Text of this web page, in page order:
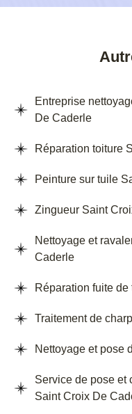
Entreprise
De Caderle
Réparation toiture
Peinture sur tuile
Zingueur Saint
Nettoyage et
Caderle
Réparation fuite
Traitement de
Nettoyage et pose
Service de pose et
Saint Croix De